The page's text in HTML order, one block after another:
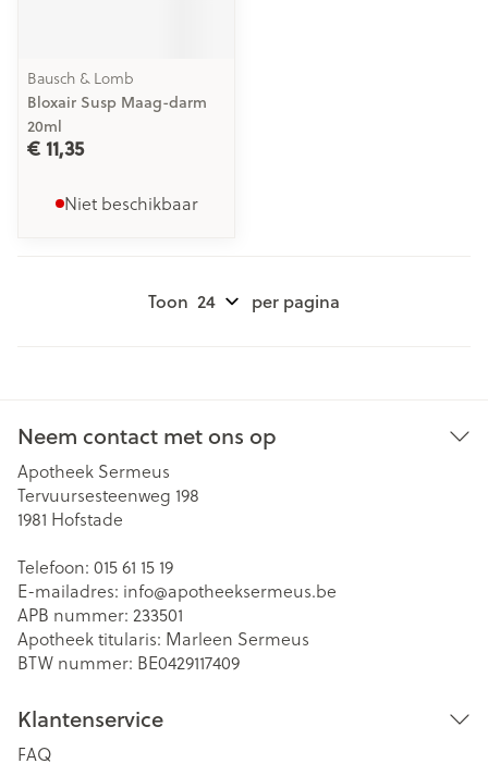
Bausch & Lomb
Bloxair Susp Maag-darm
20ml
€ 11,35
Niet beschikbaar
Toon per pagina
Neem contact met ons op
Apotheek Sermeus
Tervuursesteenweg 198
1981 Hofstade
Telefoon: 015 61 15 19
E-mailadres: info@apotheeksermeus.be
APB nummer: 233501
Apotheek titularis: Marleen Sermeus
BTW nummer: BE0429117409
Klantenservice
FAQ